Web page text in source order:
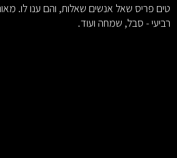
טים פריס שאל אנשים שאלות, והם ענו לו.
רביעי - סבל, שמחה ועוד.